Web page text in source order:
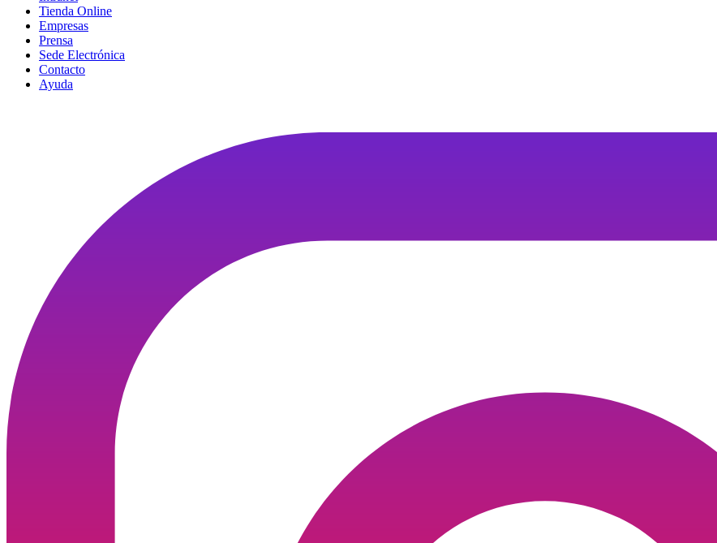
Tienda Online
Empresas
Prensa
Sede Electrónica
Contacto
Ayuda